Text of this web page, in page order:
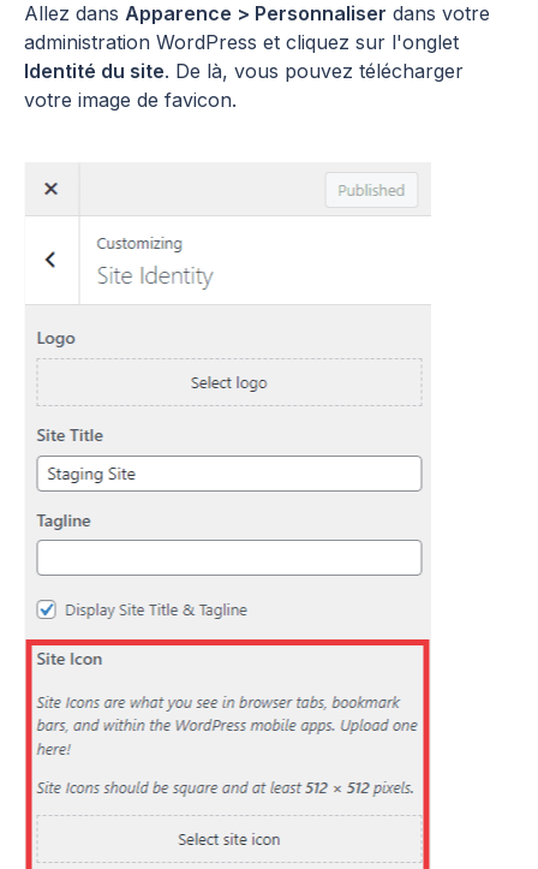
Allez dans Apparence > Personnaliser dans votre
administration WordPress et cliquez sur l'onglet
Identité du site. De là, vous pouvez télécharger
votre image de favicon.